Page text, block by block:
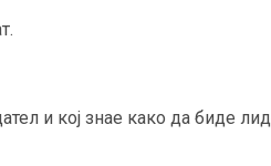
и кој знае како да биде